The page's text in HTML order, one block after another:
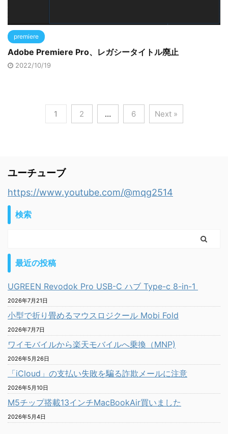
premiere
Adobe Premiere Pro、レガシータイトル廃止
2022/10/19
1 2 … 6 Next »
ユーチューブ
https://www.youtube.com/@mqg2514
検索
最近の投稿
UGREEN Revodok Pro USB-C ハブ Type-c 8-in-1
2026年7月21日
小型で折り畳めるマウスロジクール Mobi Fold
2026年7月7日
ワイモバイルから楽天モバイルへ乗換（MNP)
2026年5月26日
「iCloud」の支払い失敗を騙る詐欺メールに注意
2026年5月10日
M5チップ搭載13インチMacBookAir買いました
2026年5月4日